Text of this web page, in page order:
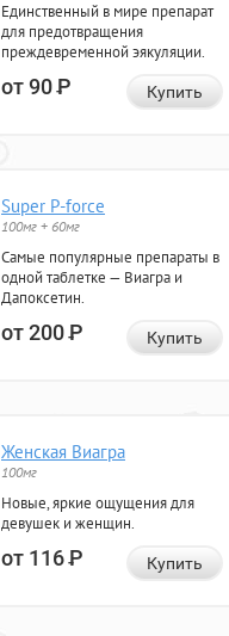
Единственный в мире препарат
для предотвращения
преждевременной эякуляции.
от 90Р Купить
Super P-force
100мг + 60мг
Самые популярные препараты в
одной таблетке — Виагра и
Дапоксетин.
от 200Р Купить
Женская Виагра
100мг
Новые, яркие ощущения для
девушек и женщин.
от 116Р Купить